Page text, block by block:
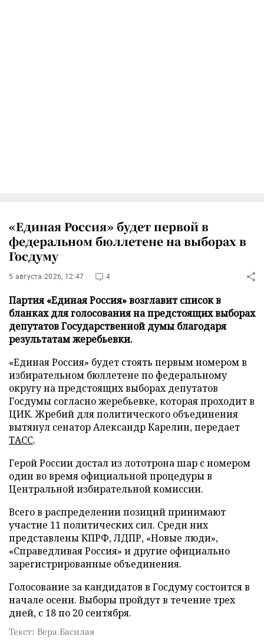
«Единая Россия» будет первой в
федеральном бюллетене на выборах в
Госдуму
5 августа 2026, 12:47 4
Партия «Единая Россия» возглавит список в
бланках для голосования на предстоящих выборах
депутатов Государственной думы благодаря
результатам жеребьевки.
«Единая Россия» будет стоять первым номером в
избирательном бюллетене по федеральному
округу на предстоящих выборах депутатов
Госдумы согласно жеребьевке, которая проходит в
ЦИК. Жребий для политического объединения
вытянул сенатор Александр Карелин, передает
ТАСС.
Герой России достал из лототрона шар с номером
один во время официальной процедуры в
Центральной избирательной комиссии.
Всего в распределении позиций принимают
участие 11 политических сил. Среди них
представлены КПРФ, ЛДПР, «Новые люди»,
«Справедливая Россия» и другие официально
зарегистрированные объединения.
Голосование за кандидатов в Госдуму состоится в
начале осени. Выборы пройдут в течение трех
дней, с 18 по 20 сентября.
Текст: Вера Басилая